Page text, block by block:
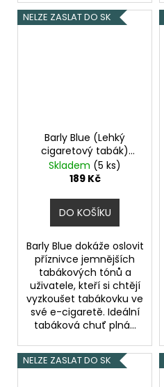
NELZE ZASLAT DO SK
Barly Blue (Lehký
cigaretový tabák)
10ml 4mg
Skladem (5 ks)
189 Kč
DO KOŠÍKU
Barly Blue dokáže oslovit
příznivce jemnějších
tabákových tónů a
uživatele, kteří si chtějí
vyzkoušet tabákovku ve
své e-cigaretě. Ideální
tabáková chuť plná...
NELZE ZASLAT DO SK